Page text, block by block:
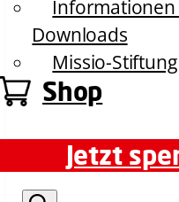
Informationen
Downloads
Missio-Stiftung
Shop
Jetzt